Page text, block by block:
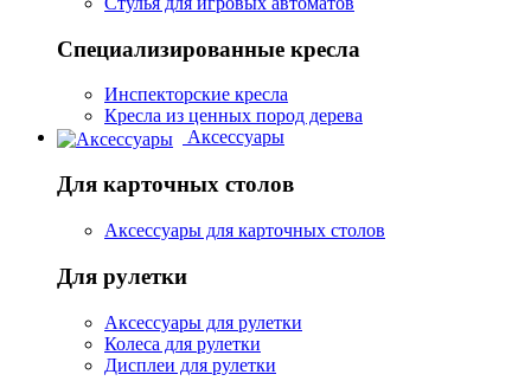
Специализированные кресла
Инспекторские кресла
Кресла из ценных пород дерева
Аксессуары
Для карточных столов
Аксессуары для карточных столов
Для рулетки
Аксессуары для рулетки
Колеса для рулетки
Дисплеи для рулетки